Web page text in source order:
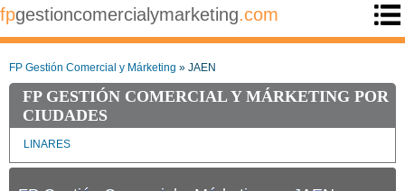
fpgestioncomercialymarketing.com
FP Gestión Comercial y Márketing » JAEN
FP GESTIÓN COMERCIAL Y MÁRKETING POR
CIUDADES
LINARES